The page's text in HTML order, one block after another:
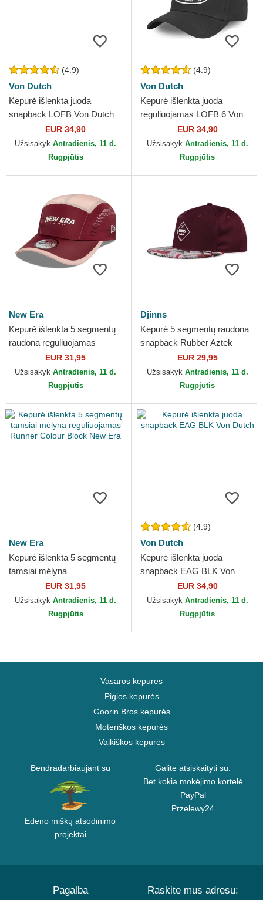
(4.9)
Von Dutch
Kepurė išlenkta juoda
snapback LOFB Von Dutch
EUR 34,90
Užsisakyk Antradienis, 11 d.
Rugpjūtis
(4.9)
Von Dutch
Kepurė išlenkta juoda
reguliuojamas LOFB 6 Von
EUR 34,90
Užsisakyk Antradienis, 11 d.
Rugpjūtis
New Era
Kepurė išlenkta 5 segmentų
raudona reguliuojamas
Runner Colour Block New
Era
EUR 31,95
Užsisakyk Antradienis, 11 d.
Rugpjūtis
Djinns
Kepurė 5 segmentų raudona
snapback Rubber Aztek
EUR 29,95
Užsisakyk Antradienis, 11 d.
Rugpjūtis
New Era
Kepurė išlenkta 5 segmentų
tamsiai mėlyna
reguliuojamas Runner Colour
Block New Era
EUR 31,95
Užsisakyk Antradienis, 11 d.
Rugpjūtis
(4.9)
Von Dutch
Kepurė išlenkta juoda
snapback EAG BLK Von
EUR 34,90
Užsisakyk Antradienis, 11 d.
Rugpjūtis
Vasaros kepurės
Pigios kepurės
Goorin Bros kepurės
Moteriškos kepurės
Vaikiškos kepurės
Bendradarbiaujant su
Edeno miškų atsodinimo
projektai
Galite atsiskaityti su:
Bet kokia mokėjimo kortelė
PayPal
Przelewy24
Pagalba Raskite mus adresu: